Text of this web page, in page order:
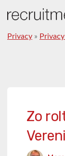
Privacy »
Zo